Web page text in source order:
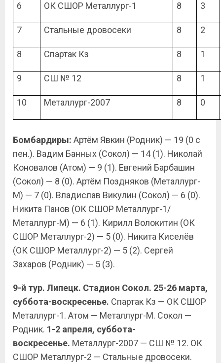
6 ОК СШОР Металлург-1 8 3
7 Стальные дровосеки 8 2
8 Спартак Кз 8 1
9 СШ № 12 8 1
10 Металлург-2007 8 0
Бомбардиры: Артём Явкин (Родник) — 19 (0 с
пен.). Вадим Банных (Сокол) — 14 (1). Николай
Коновалов (Атом) — 9 (1). Евгений Барбашин
(Сокол) — 8 (0). Артём Поздняков (Металлург-
М) — 7 (0). Владислав Викулин (Сокол) — 6 (0).
Никита Панов (ОК СШОР Металлург-1/
Металлург-М) — 6 (1). Кирилл Волокитин (ОК
СШОР Металлург-2) — 5 (0). Никита Киселёв
(ОК СШОР Металлург-2) — 5 (2). Сергей
Захаров (Родник) — 5 (3).
9-й тур. Липецк. Стадион Сокол. 25-26 марта,
суббота-воскресенье. Спартак Кз — ОК СШОР
Металлург-1. Атом — Металлург-М. Сокол —
Родник. 1-2 апреля, суббота-
воскресенье. Металлург-2007 — СШ № 12. ОК
СШОР Металлург-2 — Стальные дровосеки.